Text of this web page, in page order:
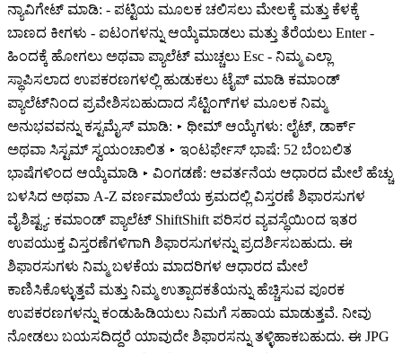
ನ್ಯಾವಿಗೇಟ್ ಮಾಡಿ: - ಪಟ್ಟಿಯ ಮೂಲಕ ಚಲಿಸಲು ಮೇಲಕ್ಕೆ ಮತ್ತು ಕೆಳಕ್ಕೆ
ಬಾಣದ ಕೀಗಳು - ಐಟಂಗಳನ್ನು ಆಯ್ಕೆಮಾಡಲು ಮತ್ತು ತೆರೆಯಲು Enter -
ಹಿಂದಕ್ಕೆ ಹೋಗಲು ಅಥವಾ ಪ್ಯಾಲೆಟ್ ಮುಚ್ಚಲು Esc - ನಿಮ್ಮ ಎಲ್ಲಾ
ಸ್ಥಾಪಿಸಲಾದ ಉಪಕರಣಗಳಲ್ಲಿ ಹುಡುಕಲು ಟೈಪ್ ಮಾಡಿ ಕಮಾಂಡ್
ಪ್ಯಾಲೆಟ್‌ನಿಂದ ಪ್ರವೇಶಿಸಬಹುದಾದ ಸೆಟ್ಟಿಂಗ್‌ಗಳ ಮೂಲಕ ನಿಮ್ಮ
ಅನುಭವವನ್ನು ಕಸ್ಟಮೈಸ್ ಮಾಡಿ: ▸ ಥೀಮ್ ಆಯ್ಕೆಗಳು: ಲೈಟ್, ಡಾರ್ಕ್
ಅಥವಾ ಸಿಸ್ಟಮ್ ಸ್ವಯಂಚಾಲಿತ ▸ ಇಂಟರ್ಫೇಸ್ ಭಾಷೆ: 52 ಬೆಂಬಲಿತ
ಭಾಷೆಗಳಿಂದ ಆಯ್ಕೆಮಾಡಿ ▸ ವಿಂಗಡಣೆ: ಆವರ್ತನೆಯ ಆಧಾರದ ಮೇಲೆ ಹೆಚ್ಚು
ಬಳಸಿದ ಅಥವಾ A-Z ವರ್ಣಮಾಲೆಯ ಕ್ರಮದಲ್ಲಿ ವಿಸ್ತರಣೆ ಶಿಫಾರಸುಗಳ
ವೈಶಿಷ್ಟ್ಯ: ಕಮಾಂಡ್ ಪ್ಯಾಲೆಟ್ ShiftShift ಪರಿಸರ ವ್ಯವಸ್ಥೆಯಿಂದ ಇತರ
ಉಪಯುಕ್ತ ವಿಸ್ತರಣೆಗಳಿಗಾಗಿ ಶಿಫಾರಸುಗಳನ್ನು ಪ್ರದರ್ಶಿಸಬಹುದು. ಈ
ಶಿಫಾರಸುಗಳು ನಿಮ್ಮ ಬಳಕೆಯ ಮಾದರಿಗಳ ಆಧಾರದ ಮೇಲೆ
ಕಾಣಿಸಿಕೊಳ್ಳುತ್ತವೆ ಮತ್ತು ನಿಮ್ಮ ಉತ್ಪಾದಕತೆಯನ್ನು ಹೆಚ್ಚಿಸುವ ಪೂರಕ
ಉಪಕರಣಗಳನ್ನು ಕಂಡುಹಿಡಿಯಲು ನಿಮಗೆ ಸಹಾಯ ಮಾಡುತ್ತವೆ. ನೀವು
ನೋಡಲು ಬಯಸದಿದ್ದರೆ ಯಾವುದೇ ಶಿಫಾರಸನ್ನು ತಳ್ಳಿಹಾಕಬಹುದು. ಈ JPG